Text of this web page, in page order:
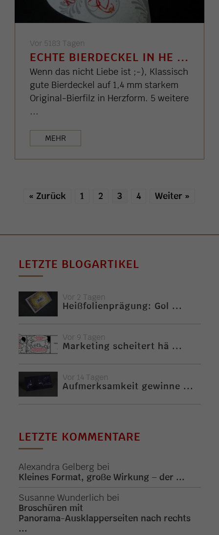
Vor 5183 Tagen
ECHTE BIERDECKEL IN HE ...
Wenn das nicht Liebe ist ;-), Klassisch
gute Bierdeckel auf 1,4 mm starkem
Original-Bierfilz in Herzform. 5 weitere
...
MEHR
« Zurück 1 2 3 4 Weiter »
LETZTE BLOGARTIKEL
Vor 2 Tagen
Heißfolienprägung: Gol ...
Vor 9 Tagen
Marketing scheitert hä ...
Vor 14 Tagen
Aufmerksamkeit gewinne ...
LETZTE KOMMENTARE
Alexandra Gelberg bei
Kleines Format, große Wirkung – der ...
Susanne Wunderlich bei
Broschüren mit
Panorama-Ausklapperseiten nach rechts
...